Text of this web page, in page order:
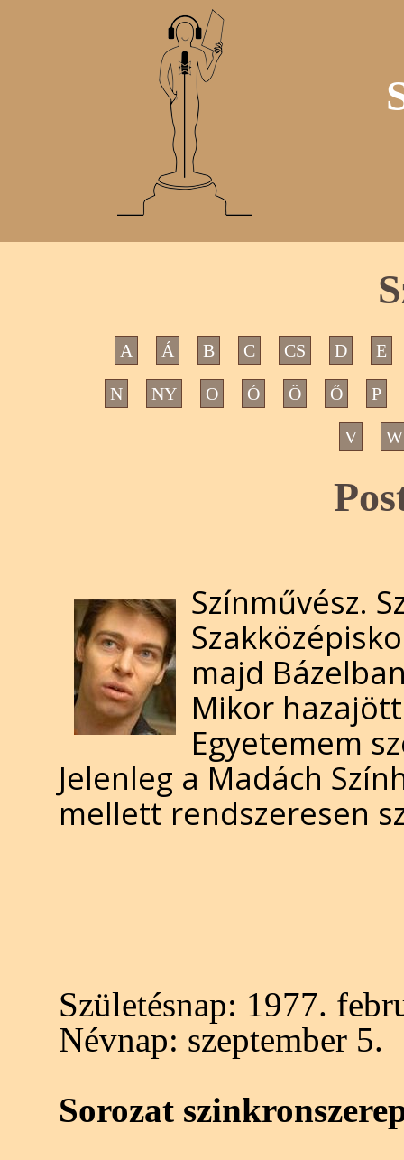
A Á B C CS D E
N NY O Ó Ö Ő P
V W
Színművész.
majd
Mikor
Egyetemem
Jelenleg a Madách
mellett rendszeresen
Születésnap: 1977.
Névnap: szeptember 5.
Sorozat